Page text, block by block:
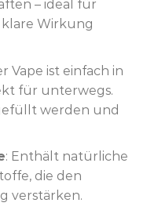
– ideal für
klare Wirkung
Vape ist einfach in
für unterwegs.
werden und
: Enthält natürliche
die den
verstärken.